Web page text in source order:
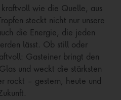
wie die Quelle, aus
steckt nicht nur unsere
die Energie, die jeden
lässt. Ob still oder
Gasteiner bringt den
und weckt die stärksten
rockt – gestern, heute und